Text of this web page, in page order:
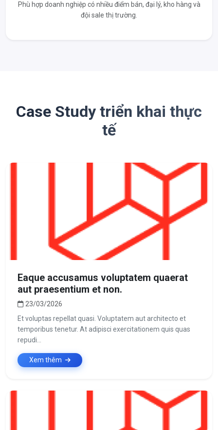
Phù hợp doanh nghiệp có nhiều điểm bán, đại lý, kho hàng và
đội sale thị trường.
Case Study triển khai thực
tế
Eaque accusamus voluptatem quaerat
aut praesentium et non.
23/03/2026
Et voluptas repellat quasi. Voluptatem aut architecto et
temporibus tenetur. At adipisci exercitationem quis quas
repudi...
Xem thêm